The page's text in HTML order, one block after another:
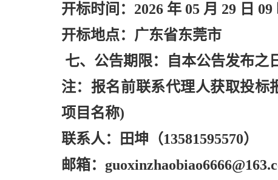
开标时间： 2026 年 05 月 29 日 09
开标地点：广东省东莞市
七、公告期限：自本公告发布之
注：报名前联系代理人获取投标
项目名称)
联系人：田坤（13581595570）
邮箱：